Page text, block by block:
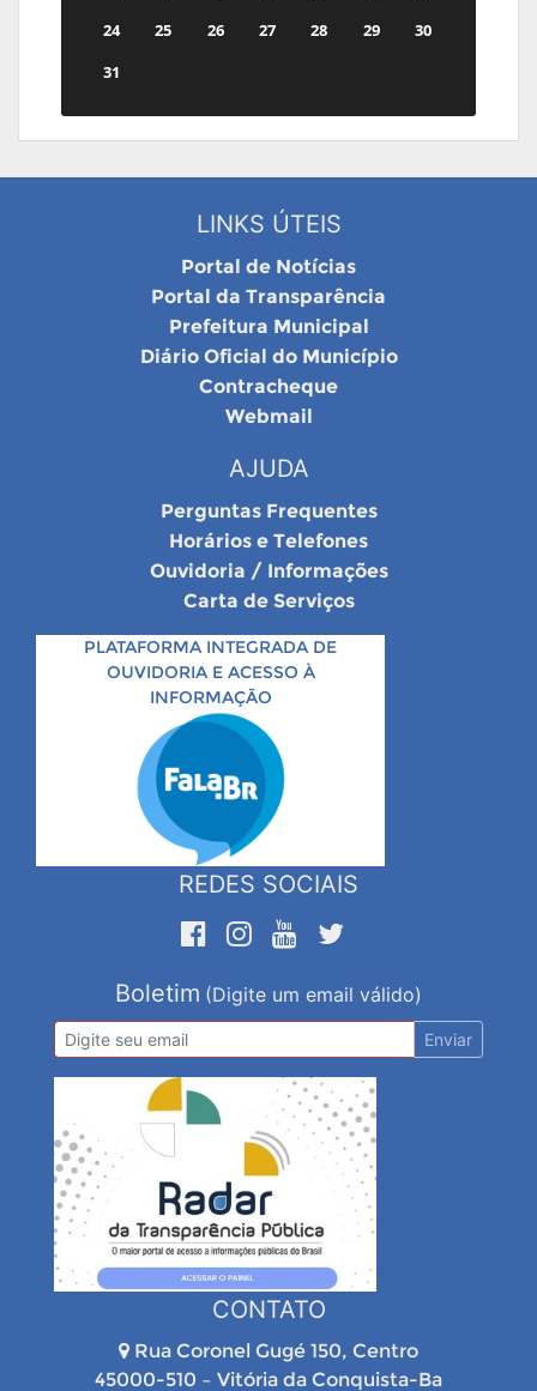
24
25 26 27 28 29
30
31
LINKS ÚTEIS
Portal de Notícias
Portal da Transparência
Prefeitura Municipal
Diário Oficial do Município
Contracheque
Webmail
AJUDA
Perguntas Frequentes
Horários e Telefones
Ouvidoria / Informações
Carta de Serviços
PLATAFORMA INTEGRADA DE
OUVIDORIA E ACESSO À
INFORMAÇÃO
REDES SOCIAIS
Boletim (Digite um email válido)
Enviar
CONTATO
Rua Coronel Gugé 150, Centro
45000-510 – Vitória da Conquista-Ba